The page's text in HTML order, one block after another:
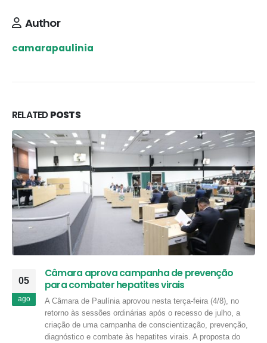
Author
camarapaulinia
RELATEDPOSTS
05
ago
Câmara aprova campanha de prevenção
para combater hepatites virais
A Câmara de Paulínia aprovou nesta terça-feira (4/8), no
retorno às sessões ordinárias após o recesso de julho, a
criação de uma campanha de conscientização, prevenção,
diagnóstico e combate às hepatites virais. A proposta do